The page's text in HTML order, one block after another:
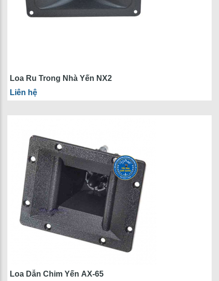
Loa Ru Trong Nhà Yến NX2
Liên hệ
Loa Dẫn Chim Yến AX-65